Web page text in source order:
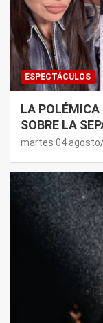
ESPECTÁCULOS
LA POLÉMICA
SOBRE LA
JOAQUI: “¿MI
martes 04 agosto